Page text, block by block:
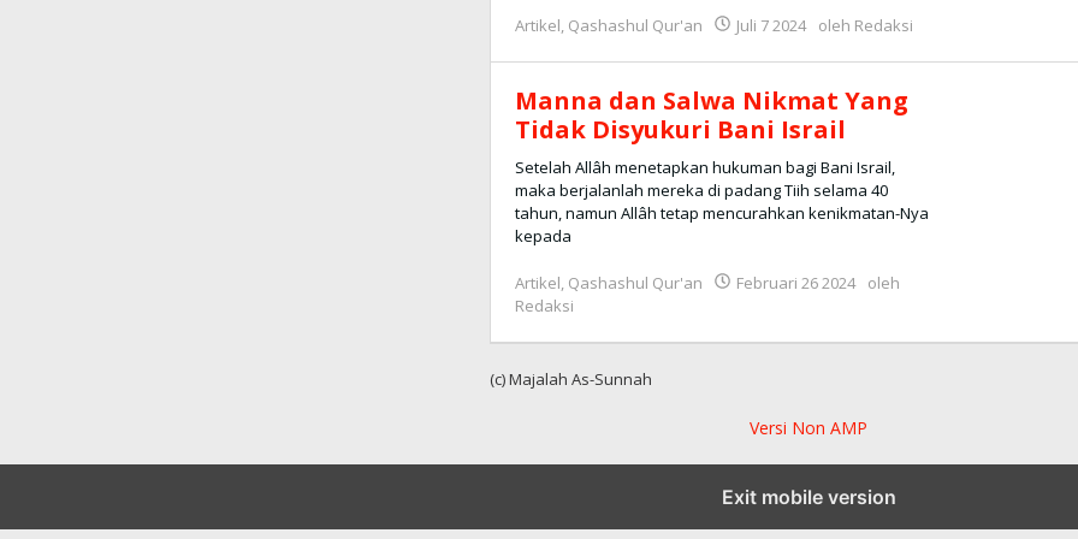
2025 oleh
Artikel, Qashashul Qur'an Juli 7 2024 oleh Redaksi
Manna dan Salwa Nikmat Yang
Tidak Disyukuri Bani Israil
Setelah Allâh menetapkan hukuman bagi Bani Israil,
maka berjalanlah mereka di padang Tiih selama 40
tahun, namun Allâh tetap mencurahkan kenikmatan-Nya
kepada
Artikel, Qashashul Qur'an Februari 26 2024
oleh
Redaksi
(c) Majalah As-Sunnah
Versi Non AMP
Exit mobile version